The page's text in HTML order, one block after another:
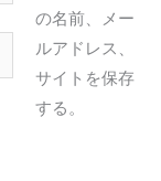
の名前、メー
ルアドレス、
サイトを保存
する。